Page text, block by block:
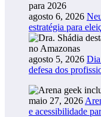
agosto 6, 2026
estratégia para
agosto 5, 2026
defesa dos
maio 27, 2026
e acessibilidade